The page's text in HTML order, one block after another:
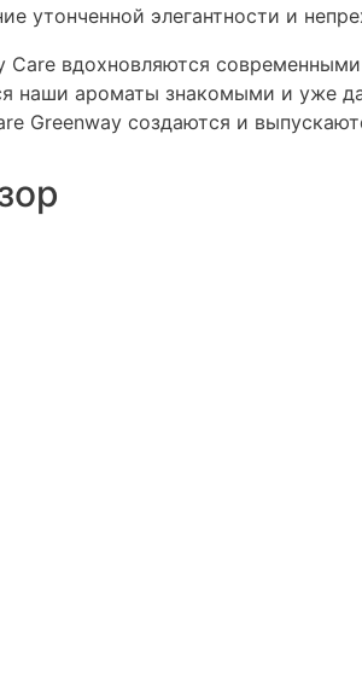
утонченной элегантности и
вдохновляются
наши ароматы знакомыми и уже
Greenway создаются и